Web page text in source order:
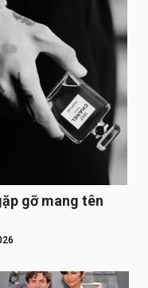
gỡ mang tên